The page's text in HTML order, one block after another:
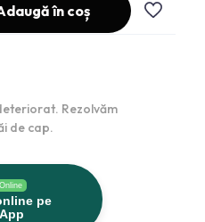
în coș
Rezolvăm
de cap.
Online
pe